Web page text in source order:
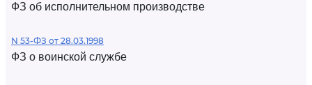
ФЗ об исполнительном производстве
N 53-ФЗ от 28.03.1998
ФЗ о воинской службе